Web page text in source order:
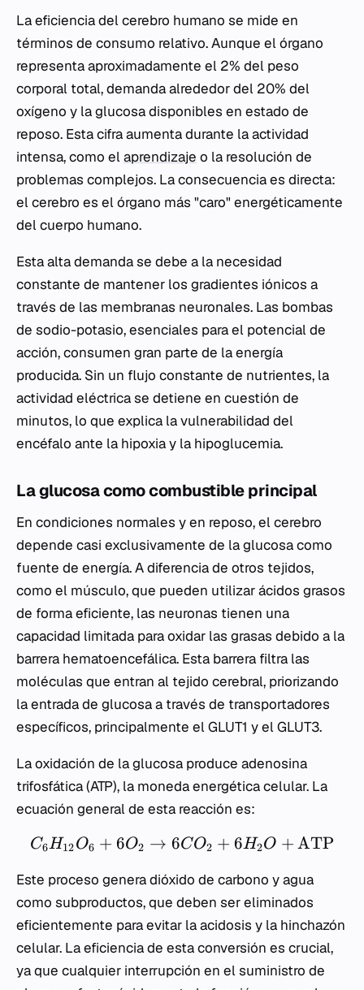
La eficiencia del cerebro humano se mide en
términos de consumo relativo. Aunque el órgano
representa aproximadamente el 2% del peso
corporal total, demanda alrededor del 20% del
oxígeno y la glucosa disponibles en estado de
reposo. Esta cifra aumenta durante la actividad
intensa, como elaprendizaje o la resolución de
problemas complejos. La consecuencia es directa:
el cerebro es el órgano más "caro" energéticamente
del cuerpo humano.
Esta alta demanda se debe a la necesidad
constante de mantener los gradientes iónicos a
través de las membranas neuronales. Las bombas
de sodio-potasio, esenciales para el potencial de
acción, consumen gran parte de la energía
producida. Sin un flujo constante de nutrientes, la
actividad eléctrica se detiene en cuestión de
minutos, lo que explica la vulnerabilidad del
encéfalo ante la hipoxia y la hipoglucemia.
La glucosa como combustible principal
En condiciones normales y en reposo, el cerebro
depende casi exclusivamente de la glucosa como
fuente de energía. A diferencia de otros tejidos,
como el músculo, que pueden utilizar ácidos grasos
de forma eficiente, las neuronas tienen una
capacidad limitada para oxidar las grasas debido a la
barrera hematoencefálica. Esta barrera filtra las
moléculas que entran al tejido cerebral, priorizando
la entrada de glucosa a través de transportadores
específicos, principalmente el GLUT1 y el GLUT3.
La oxidación de la glucosa produce adenosina
trifosfática (ATP), la moneda energética celular. La
ecuación general de esta reacción es:
C6H12O6 + 6O2 → 6CO2 + 6H2O + ATP
Este proceso genera dióxido de carbono y agua
como subproductos, que deben ser eliminados
eficientemente para evitar la acidosis y la hinchazón
celular. La eficiencia de esta conversión es crucial,
ya que cualquier interrupción en el suministro de